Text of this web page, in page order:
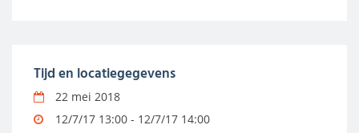
Tijd en locatiegegevens
22 mei 2018
12/7/17 13:00 - 12/7/17 14:00